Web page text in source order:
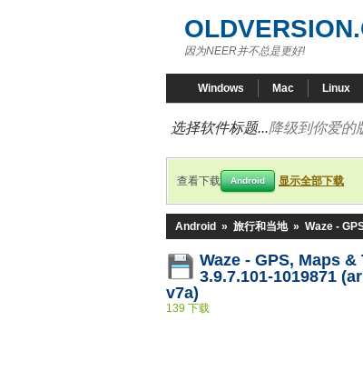
因为NEER并不总是更好!
Windows Mac Linux
选择软件标题...降级到你爱的
查看下载 Android 显示全部下载
Android » 旅行和当地 » Waze -
Waze - GPS, Maps &
3.9.7.101-1019871
v7a)
139 下载